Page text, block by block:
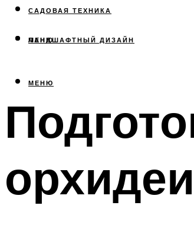
САДОВАЯ ТЕХНИКА
ЛАНДШАФТНЫЙ ДИЗАЙН
МЕНЮ
МЕНЮ
орхидеи